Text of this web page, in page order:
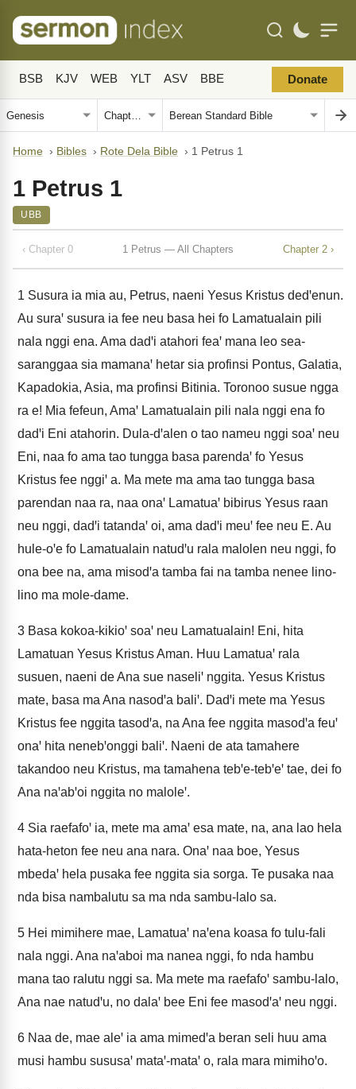
BSB KJV WEB YLT ASV BBE Donate
Home › Bibles › Rote Dela Bible › 1 Petrus 1
1 Petrus 1
UBB
‹ Chapter 0 1 Petrus — All Chapters Chapter 2 ›
1 Susura ia mia au, Petrus, naeni Yesus Kristus dedꞌenun.
Au suraꞌ susura ia fee neu basa hei fo Lamatualain pili
nala nggi ena. Ama dadꞌi atahori feaꞌ mana leo sea-
saranggaa sia mamanaꞌ hetar sia profinsi Pontus, Galatia,
Kapadokia, Asia, ma profinsi Bitinia. Toronoo susue ngga
ra e! Mia fefeun, Amaꞌ Lamatualain pili nala nggi ena fo
dadꞌi Eni atahorin. Dula-dꞌalen o tao nameu nggi soaꞌ neu
Eni, naa fo ama tao tungga basa parendaꞌ fo Yesus
Kristus fee nggiꞌ a. Ma mete ma ama tao tungga basa
parendan naa ra, naa onaꞌ Lamatuaꞌ bibirus Yesus raan
neu nggi, dadꞌi tatandaꞌ oi, ama dadꞌi meuꞌ fee neu E. Au
hule-oꞌe fo Lamatualain natudꞌu rala malolen neu nggi, fo
ona bee na, ama misodꞌa tamba fai na tamba nenee lino-
lino ma mole-dame.
3 Basa kokoa-kikioꞌ soaꞌ neu Lamatualain! Eni, hita
Lamatuan Yesus Kristus Aman. Huu Lamatuaꞌ rala
susuen, naeni de Ana sue naseliꞌ nggita. Yesus Kristus
mate, basa ma Ana nasodꞌa baliꞌ. Dadꞌi mete ma Yesus
Kristus fee nggita tasodꞌa, na Ana fee nggita masodꞌa feuꞌ
onaꞌ hita nenebꞌonggi baliꞌ. Naeni de ata tamahere
takandoo neu Kristus, ma tamahena tebꞌe-tebꞌeꞌ tae, dei fo
Ana naꞌabꞌoi nggita no maloleꞌ.
4 Sia raefafoꞌ ia, mete ma amaꞌ esa mate, na, ana lao hela
hata-heton fee neu ana nara. Onaꞌ naa boe, Yesus
mbedaꞌ hela pusaka fee nggita sia sorga. Te pusaka naa
nda bisa nambalutu sa ma nda sambu-lalo sa.
5 Hei mimihere mae, Lamatuaꞌ naꞌena koasa fo tulu-fali
nala nggi. Ana naꞌaboi ma nanea nggi, fo nda hambu
mana tao ralutu nggi sa. Ma mete ma raefafoꞌ sambu-lalo,
Ana nae natudꞌu, no dalaꞌ bee Eni fee masodꞌaꞌ neu nggi.
6 Naa de, mae aleꞌ ia ama mimedꞌa beran seli huu ama
musi hambu sususaꞌ mataꞌ-mataꞌ o, rala mara mimihoꞌo.